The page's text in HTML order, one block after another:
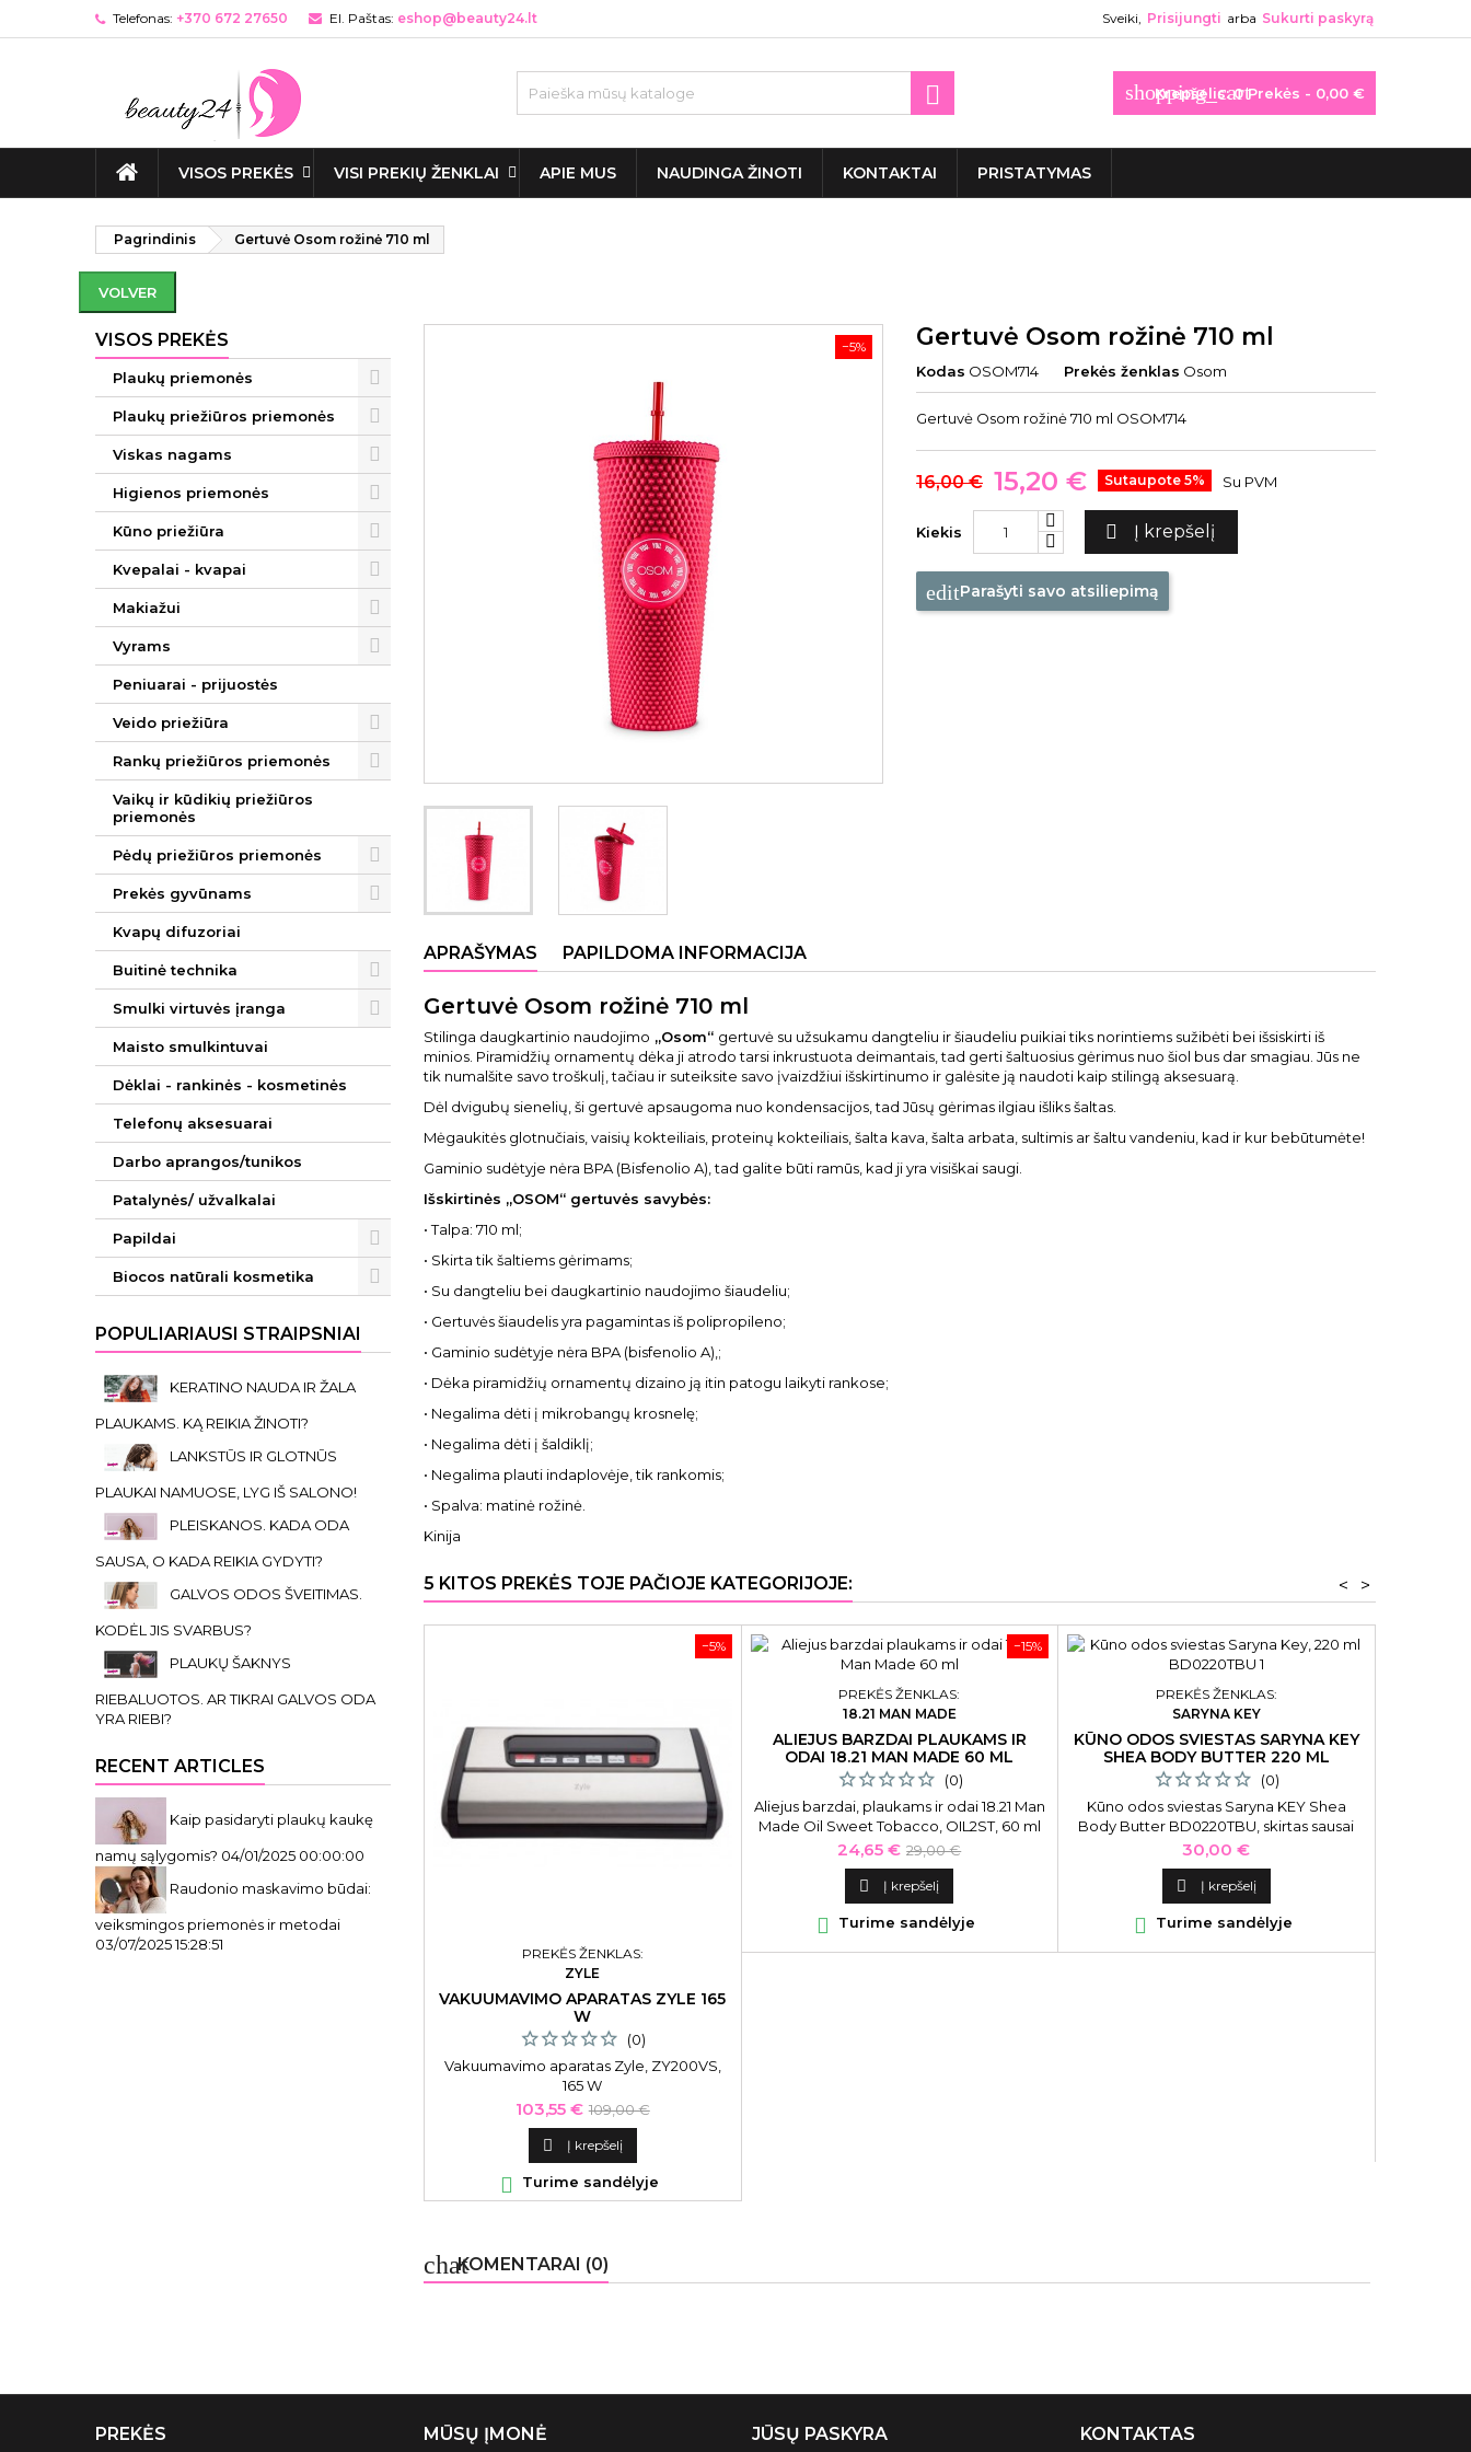
Telefonas: +370 672 27650 El. Paštas: eshop@beauty24.lt Sveiki, Prisijungti arba Sukurti paskyrą
shopping_cart
Krepšelis: 0Prekės - 0,00 €

VISOS PREKĖS VISI PREKIŲ ŽENKLAI APIE MUS NAUDINGA ŽINOTI KONTAKTAI PRISTATYMAS
Pagrindinis Gertuvė Osom rožinė 710 ml
VOLVER
VISOS PREKĖS
Plaukų priemonės
Plaukų priežiūros priemonės
Viskas nagams
Higienos priemonės
Kūno priežiūra
Kvepalai - kvapai
Makiažui
Vyrams
Peniuarai - prijuostės
Veido priežiūra
Rankų priežiūros priemonės
Vaikų ir kūdikių priežiūros
priemonės
Pėdų priežiūros priemonės
Prekės gyvūnams
Kvapų difuzoriai
Buitinė technika
Smulki virtuvės įranga
Maisto smulkintuvai
Dėklai - rankinės - kosmetinės
Telefonų aksesuarai
Darbo aprangos/tunikos
Patalynės/ užvalkalai
Papildai
Biocos natūrali kosmetika
POPULIARIAUSI STRAIPSNIAI
KERATINO NAUDA IR ŽALA
PLAUKAMS. KĄ REIKIA ŽINOTI?
LANKSTŪS IR GLOTNŪS
PLAUKAI NAMUOSE, LYG IŠ SALONO!
PLEISKANOS. KADA ODA
SAUSA, O KADA REIKIA GYDYTI?
GALVOS ODOS ŠVEITIMAS.
KODĖL JIS SVARBUS?
PLAUKŲ ŠAKNYS
RIEBALUOTOS. AR TIKRAI GALVOS ODA
YRA RIEBI?
RECENT ARTICLES
Kaip pasidaryti plaukų kaukę
namų sąlygomis? 04/01/2025 00:00:00
Raudonio maskavimo būdai:
veiksmingos priemonės ir metodai
03/07/2025 15:28:51
−5% Gertuvė Osom rožinė 710 ml
Kodas OSOM714 Prekės ženklas Osom
Gertuvė Osom rožinė 710 ml OSOM714
16,00 € 15,20 € Sutaupote 5% Su PVM
Kiekis  Į krepšelį
editParašyti savo atsiliepimą
APRAŠYMAS PAPILDOMA INFORMACIJA
Gertuvė Osom rožinė 710 ml
Stilinga daugkartinio naudojimo „Osom“ gertuvė su užsukamu dangteliu ir šiaudeliu puikiai tiks norintiems sužibėti bei išsiskirti iš
minios. Piramidžių ornamentų dėka ji atrodo tarsi inkrustuota deimantais, tad gerti šaltuosius gėrimus nuo šiol bus dar smagiau. Jūs ne
tik numalšite savo troškulį, tačiau ir suteiksite savo įvaizdžiui išskirtinumo ir galėsite ją naudoti kaip stilingą aksesuarą.
Dėl dvigubų sienelių, ši gertuvė apsaugoma nuo kondensacijos, tad Jūsų gėrimas ilgiau išliks šaltas.
Mėgaukitės glotnučiais, vaisių kokteiliais, proteinų kokteiliais, šalta kava, šalta arbata, sultimis ar šaltu vandeniu, kad ir kur bebūtumėte!
Gaminio sudėtyje nėra BPA (Bisfenolio A), tad galite būti ramūs, kad ji yra visiškai saugi.
Išskirtinės „OSOM“ gertuvės savybės:
• Talpa: 710 ml;
• Skirta tik šaltiems gėrimams;
• Su dangteliu bei daugkartinio naudojimo šiaudeliu;
• Gertuvės šiaudelis yra pagamintas iš polipropileno;
• Gaminio sudėtyje nėra BPA (bisfenolio A),;
• Dėka piramidžių ornamentų dizaino ją itin patogu laikyti rankose;
• Negalima dėti į mikrobangų krosnelę;
• Negalima dėti į šaldiklį;
• Negalima plauti indaplovėje, tik rankomis;
• Spalva: matinė rožinė.
Kinija
5 KITOS PREKĖS TOJE PAČIOJE KATEGORIJOJE: >
<
−5%
PREKĖS ŽENKLAS:
ZYLE
VAKUUMAVIMO APARATAS ZYLE 165
W
(0)
Vakuumavimo aparatas Zyle, ZY200VS,
165 W
Kaina
103,55 € Bazinė
kaina
109,00 €
 Į krepšelį
 Turime sandėlyje
−15%
PREKĖS ŽENKLAS:
18.21 MAN MADE
ALIEJUS BARZDAI PLAUKAMS IR
ODAI 18.21 MAN MADE 60 ML
(0)
Aliejus barzdai, plaukams ir odai 18.21 Man
Made Oil Sweet Tobacco, OIL2ST, 60 ml
Kaina
24,65 € Bazinė
kaina
29,00 €
 Į krepšelį
 Turime sandėlyje
PREKĖS ŽENKLAS:
SARYNA KEY
KŪNO ODOS SVIESTAS SARYNA KEY
SHEA BODY BUTTER 220 ML
(0)
Kūno odos sviestas Saryna KEY Shea
Body Butter BD0220TBU, skirtas sausai
odai, su taukmedžio sviestu, 220 ml
Kaina
30,00 €
 Į krepšelį
 Turime sandėlyje
chatKOMENTARAI (0)
PREKĖS MŪSŲ ĮMONĖ JŪSŲ PASKYRA KONTAKTAS